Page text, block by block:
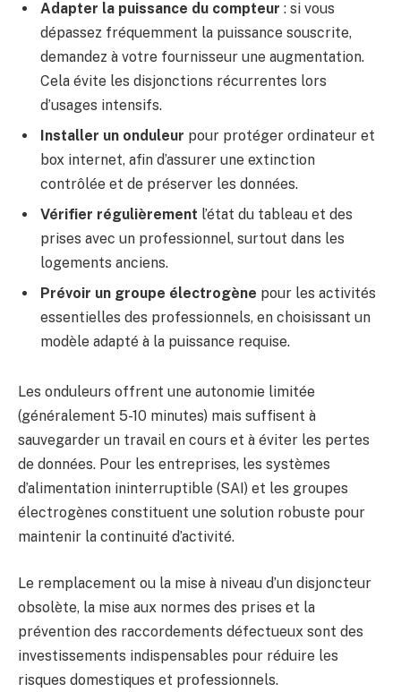
Adapter la puissance du compteur : si vous
dépassez fréquemment la puissance souscrite,
demandez à votre fournisseur une augmentation.
Cela évite les disjonctions récurrentes lors
d’usages intensifs.
Installer un onduleur pour protéger ordinateur et
box internet, afin d’assurer une extinction
contrôlée et de préserver les données.
Vérifier régulièrement l’état du tableau et des
prises avec un professionnel, surtout dans les
logements anciens.
Prévoir un groupe électrogène pour les activités
essentielles des professionnels, en choisissant un
modèle adapté à la puissance requise.
Les onduleurs offrent une autonomie limitée
(généralement 5-10 minutes) mais suffisent à
sauvegarder un travail en cours et à éviter les pertes
de données. Pour les entreprises, les systèmes
d’alimentation ininterruptible (SAI) et les groupes
électrogènes constituent une solution robuste pour
maintenir la continuité d’activité.
Le remplacement ou la mise à niveau d’un disjoncteur
obsolète, la mise aux normes des prises et la
prévention des raccordements défectueux sont des
investissements indispensables pour réduire les
risques domestiques et professionnels.